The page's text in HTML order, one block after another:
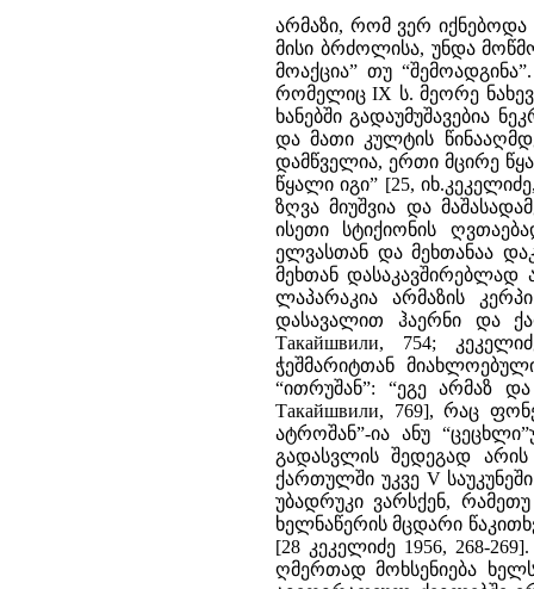
არმაზი, რომ ვერ იქნებოდა
მისი ბრძოლისა, უნდა
მოაქცია” თუ
რომელიც IX ს. მეორე
ხანებში გადაუმუშავებია
და მათი კულტის
დამწველია, ერთი მცირე
წყალი იგი” [25,
ზღვა მიუშვია და
ისეთი სტიქიონის
ელვასთან და მეხთანაა
მეხთან
ლაპარაკია არმაზის
დასავალით ჰაერნი და
Такайшвили, 754;
ჭეშმარიტთან
“ითრუშან”: “ეგე არმაზ
Такайшвили, 769], რაც
ატროშან”-ია ანუ
გადასვლის შედეგად
ქართულში უკვე V
უბადრუკი ვარსქენ,
ხელნაწერის მცდარი
[28 კეკელიძე 1956, 268-
ღმერთად მოხსენიება